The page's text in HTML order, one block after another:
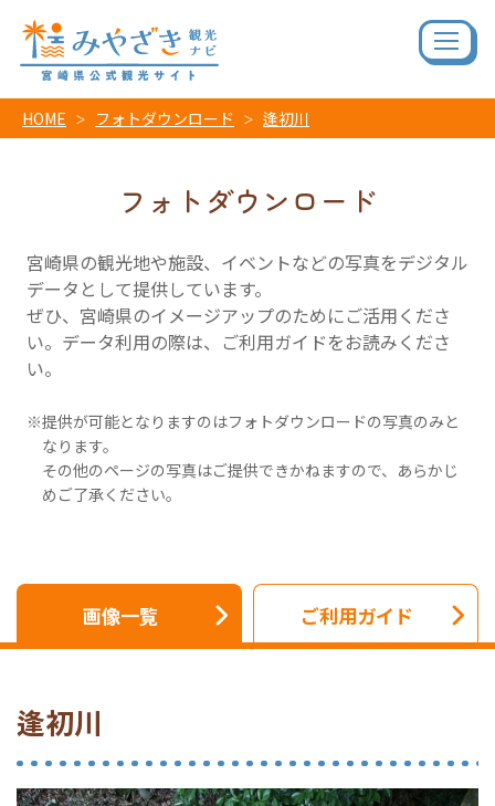
HOME フォトダウンロード 逢初川
フォトダウンロード
宮崎県の観光地や施設、イベントなどの写真をデジタル
データとして提供しています。
ぜひ、宮崎県のイメージアップのためにご活用くださ
い。データ利用の際は、ご利用ガイドをお読みくださ
い。
提供が可能となりますのはフォトダウンロードの写真のみと
なります。
その他のページの写真はご提供できかねますので、あらかじ
めご了承ください。
画像一覧 ご利用ガイド
逢初川